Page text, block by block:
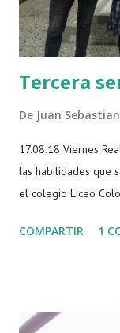
Tercera
De Juan
17.08.18 Viernes
las habilidades que
el colegio Liceo
COMPARTIR 1